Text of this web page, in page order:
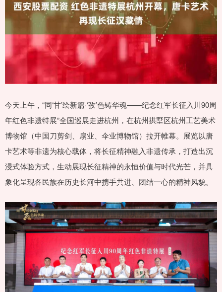
今天上午，“同‘甘’绘新篇·‘孜’色铸华魂——纪念红军长征入川90周
年红色非遗特展”全国巡展走进杭州，在杭州拱墅区杭州工艺美术
博物馆（中国刀剪剑、扇业、伞业博物馆）拉开帷幕。展览以唐
卡艺术等非遗为核心载体，将长征精神融入非遗传承，打造出沉
浸式体验方式，生动展现长征精神的永恒价值与时代光芒，并具
象化呈现各民族在历史长河中携手共进、团结一心的精神风貌。